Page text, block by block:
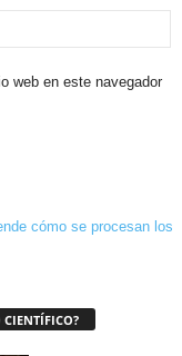
web en este navegador
cómo se procesan los
CIENTÍFICO?